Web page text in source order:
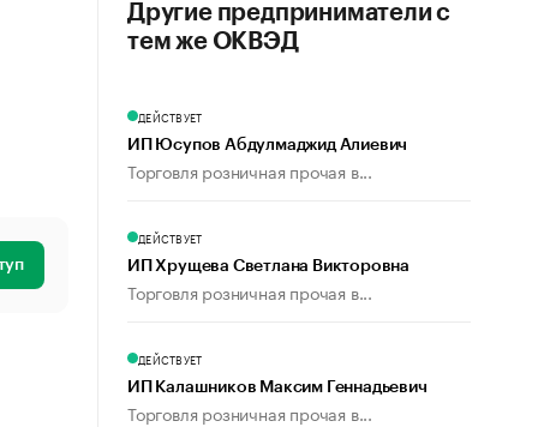
Другие предприниматели с
тем же ОКВЭД
ДЕЙСТВУЕТ
ИП Юсупов Абдулмаджид Алиевич
Торговля розничная прочая в...
ДЕЙСТВУЕТ
ИП Хрущева Светлана Викторовна
Торговля розничная прочая в...
ДЕЙСТВУЕТ
ИП Калашников Максим Геннадьевич
Торговля розничная прочая в...